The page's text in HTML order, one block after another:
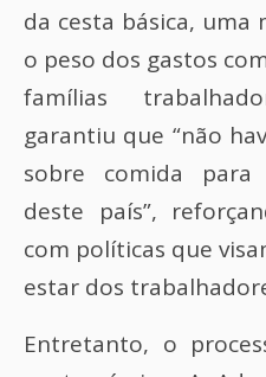
da cesta básica, uma
o peso dos gastos
famílias
garantiu que “não
sobre comida
deste país”,
com políticas que
estar dos
Entretanto, o